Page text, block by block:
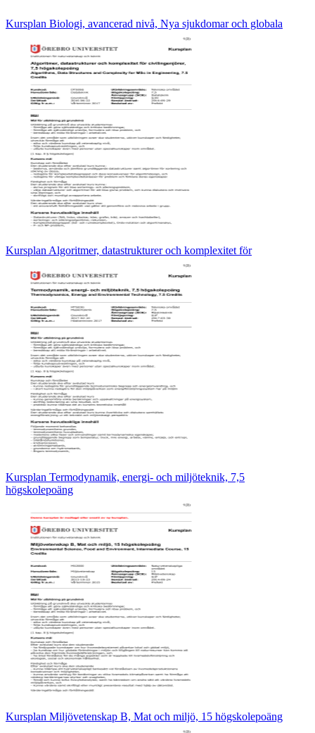
Kursplan Biologi, avancerad nivå, Nya sjukdomar och globala
Kursplan Algoritmer, datastrukturer och komplexitet för
Kursplan Termodynamik, energi- och miljöteknik, 7,5
högskolepoäng
Kursplan Miljövetenskap B, Mat och miljö, 15 högskolepoäng